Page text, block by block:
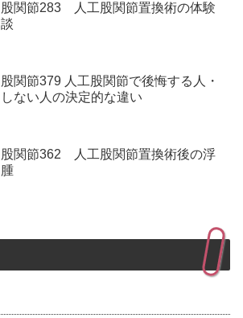
股関節283 人工股関節置換術の体験
談
股関節379 人工股関節で後悔する人・
しない人の決定的な違い
股関節362 人工股関節置換術後の浮
腫